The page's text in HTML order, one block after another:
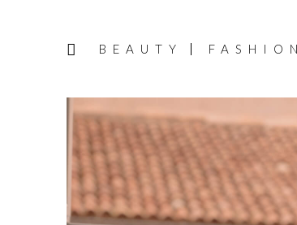
BEAUTY FASHION